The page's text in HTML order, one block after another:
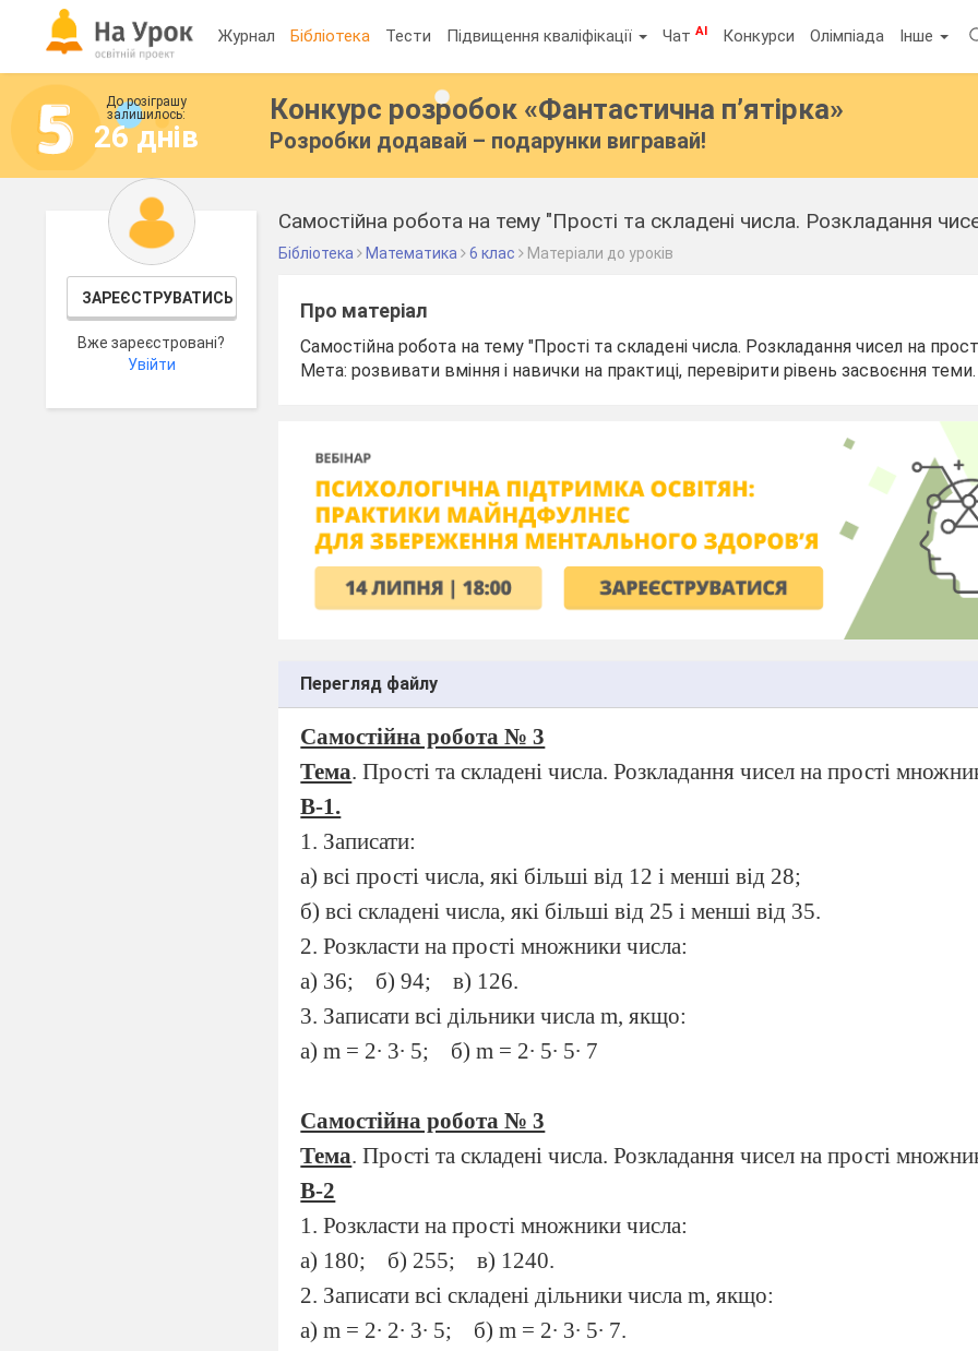
Журнал Бібліотека Тести Підвищення кваліфікації ЧатAI Конкурси Олімпіада Інше
До розіграшу
залишилось:
26 днів
Конкурс розробок «Фантастична п’ятірка»
Розробки додавай – подарунки вигравай!
ЗАРЕЄСТРУВАТИСЬ
Вже зареєстровані?
Увійти
Самостійна робота на тему "Прості та складені числа. Розкладання
Бібліотека Математика 6 клас Матеріали до уроків
Про матеріал
Самостійна робота на тему "Прості та складені числа. Розкладання чисел на
Мета: розвивати вміння і навички на практиці, перевірити рівень засвоєння теми.
Перегляд файлу
Самостійна робота № 3
Тема. Прості та складені числа. Розкладання чисел на прості
В-1.
1. Записати:
а) всі прості числа, які більші від 12 і менші від 28;
б) всі складені числа, які більші від 25 і менші від 35.
2. Розкласти на прості множники числа:
а) 36;
б) 94;
в) 126.
3. Записати всі дільники числа m, якщо:
а) m = 2∙ 3∙ 5;
б) m = 2∙ 5∙ 5∙ 7
Самостійна робота № 3
Тема. Прості та складені числа. Розкладання чисел на прості
В-2
1. Розкласти на прості множники числа:
а) 180;
б) 255;
в) 1240.
2. Записати всі складені дільники числа m, якщо:
а) m = 2∙ 2∙ 3∙ 5;
б) m = 2∙ 3∙ 5∙ 7.